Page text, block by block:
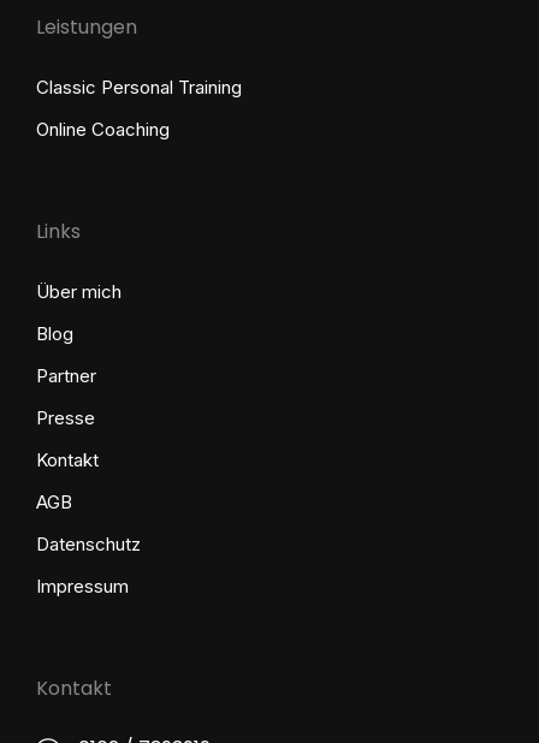
Leistungen
Classic Personal Training
Online Coaching
Links
Über mich
Blog
Partner
Presse
Kontakt
AGB
Datenschutz
Impressum
Kontakt